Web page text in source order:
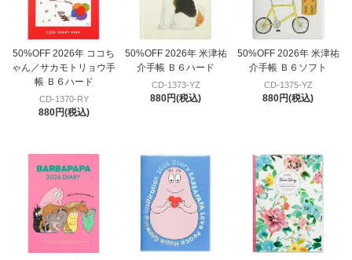
50%OFF 2026年 ココち
ゃん／サカモトリョウ手
帳 Ｂ６ハード
CD-1370-RY
880円(税込)
50%OFF 2026年 米津祐
介手帳 Ｂ６ハード
CD-1373-YZ
880円(税込)
50%OFF 2026年 米津祐
介手帳 Ｂ６ソフト
CD-1375-YZ
880円(税込)